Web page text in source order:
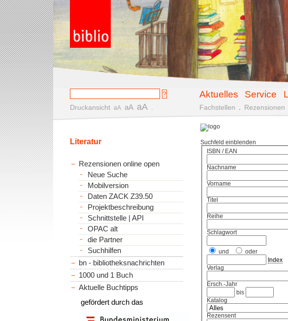
Aktuelles Service
Druckansicht aA aA aA Fachstellen Rezensionen
Suchfeld einblenden
ISBN / EAN
Nachname
Vorname
Titel
Reihe
Schlagwort
und
oder
Index
Verlag
Ersch.-Jahr
bis
Katalog
Rezensent
Literatur
Rezensionen online open
Neue Suche
Mobilversion
Daten ZACK Z39.50
Projektbeschreibung
Schnittstelle | API
OPAC alt
die Partner
Suchhilfen
bn - bibliotheksnachrichten
1000 und 1 Buch
Aktuelle Buchtipps
gefördert durch das